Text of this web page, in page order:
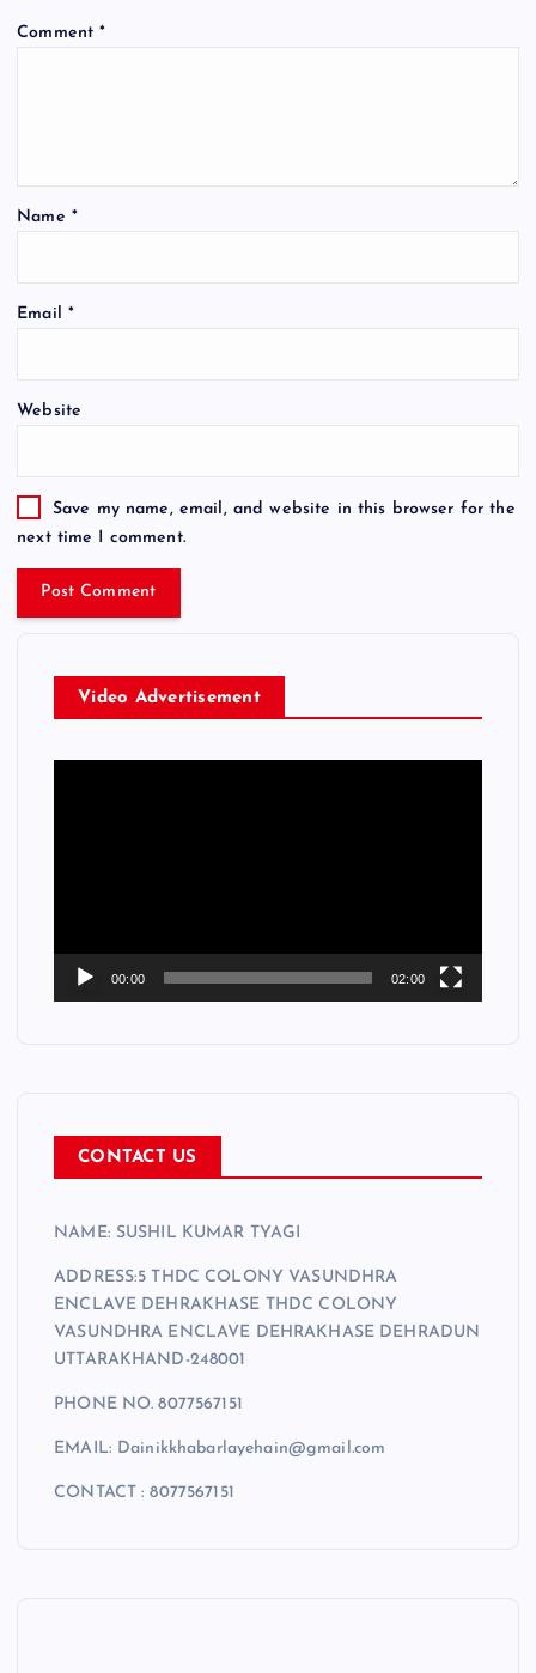
Comment*
Name *
Email *
Website
Save my name, email, and website in this browser for the
next time I comment.
Video Advertisement
00:00 02:00
CONTACT US
NAME: SUSHIL KUMAR TYAGI
ADDRESS:5 THDC COLONY VASUNDHRA
ENCLAVE DEHRAKHASE THDC COLONY
VASUNDHRA ENCLAVE DEHRAKHASE DEHRADUN
UTTARAKHAND-248001
PHONE NO. 8077567151
EMAIL: Dainikkhabarlayehain@gmail.com
CONTACT : 8077567151